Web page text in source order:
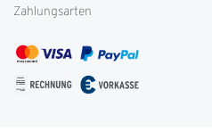
Weitere Themen
Kontakt
Service international
FAQ
Cookie-Einstellungen
AGB
Impressum
Zahlungsarten